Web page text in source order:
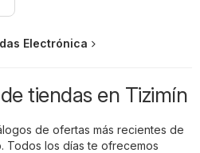
Electrónica
tiendas en Tizimín
de ofertas más recientes de
Todos los días te ofrecemos